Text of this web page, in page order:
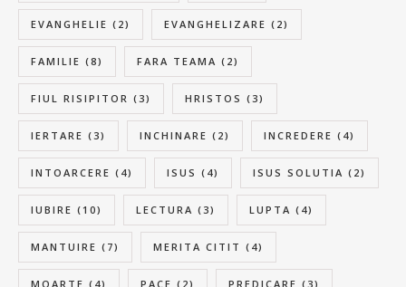
EVANGHELIE (2) EVANGHELIZARE (2)
FAMILIE (8) FARA TEAMA (2)
FIUL RISIPITOR (3) HRISTOS (3)
IERTARE (3) INCHINARE (2) INCREDERE (4)
INTOARCERE (4) ISUS (4) ISUS SOLUTIA (2)
IUBIRE (10) LECTURA (3) LUPTA (4)
MANTUIRE (7) MERITA CITIT (4)
MOARTE (4) PACE (2) PREDICARE (3)